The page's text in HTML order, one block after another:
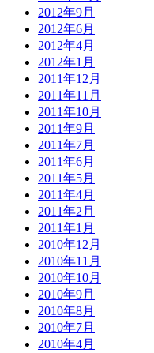
2012年9月
2012年6月
2012年4月
2012年1月
2011年12月
2011年11月
2011年10月
2011年9月
2011年7月
2011年6月
2011年5月
2011年4月
2011年2月
2011年1月
2010年12月
2010年11月
2010年10月
2010年9月
2010年8月
2010年7月
2010年4月